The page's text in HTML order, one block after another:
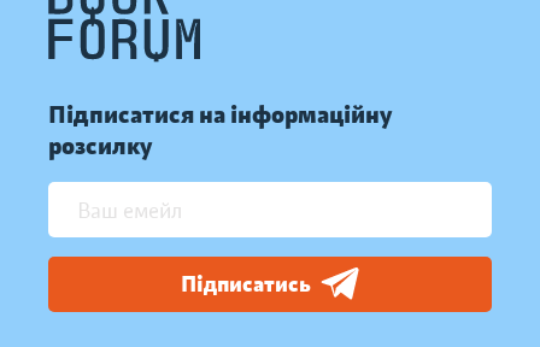
Підписатися на інформаційну
розсилку
Підписатись